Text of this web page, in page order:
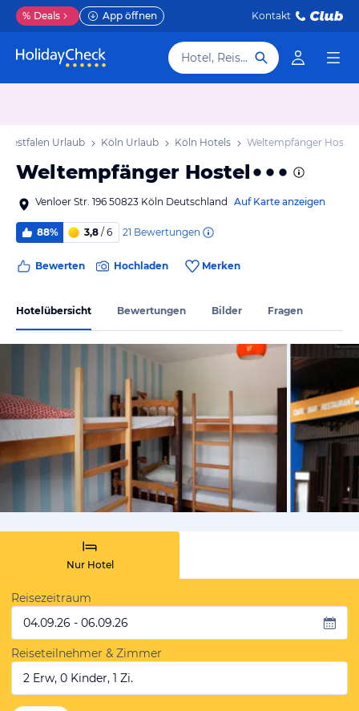
% Deals App öffnen Kontakt
Hotel, Reiseziel
Urlaub Köln Urlaub Köln Hotels Weltempfänger Hostel
Weltempfänger Hostel
Venloer Str. 196 50823 Köln Deutschland Auf Karte anzeigen
88% 3,8 / 6 21 Bewertungen
Bewerten Hochladen Merken
Hotelübersicht Bewertungen Bilder Fragen
vom
Nur Hotel
Reisezeitraum
04.09.26 - 06.09.26
Reiseteilnehmer & Zimmer
2 Erw, 0 Kinder, 1 Zi.